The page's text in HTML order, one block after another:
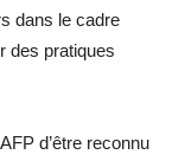
dans le cadre
des pratiques
d’être reconnu